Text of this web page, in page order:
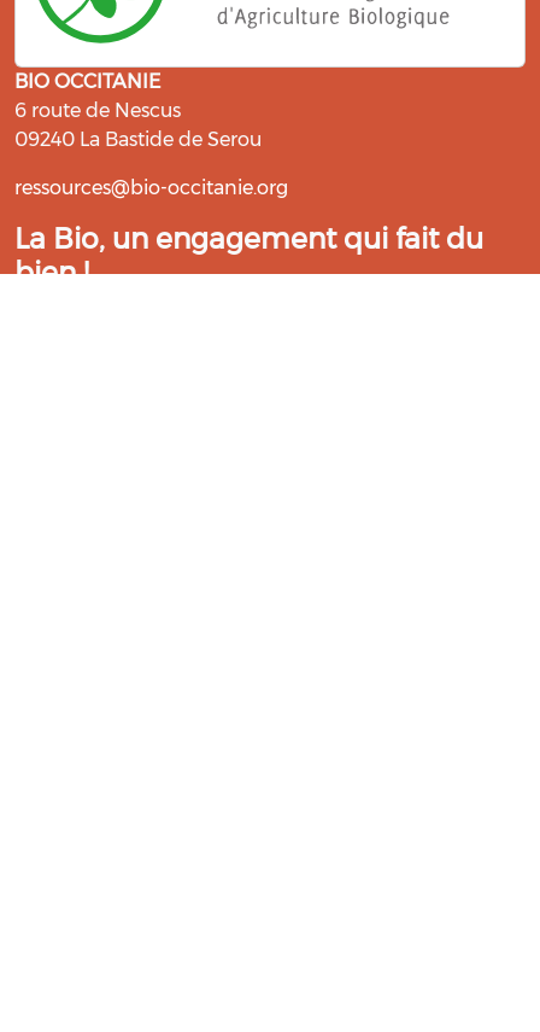
BIO OCCITANIE
6 route de Nescus
09240 La Bastide de Serou
ressources@bio-occitanie.org
La Bio, un engagement qui fait du
bien !